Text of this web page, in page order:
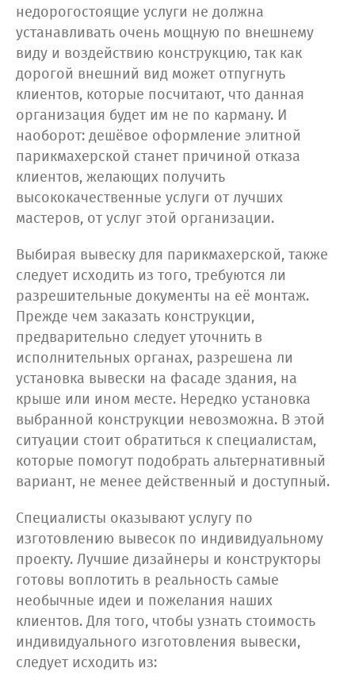
недорогостоящие услуги не должна
устанавливать очень мощную по внешнему
виду и воздействию конструкцию, так как
дорогой внешний вид может отпугнуть
клиентов, которые посчитают, что данная
организация будет им не по карману. И
наоборот: дешёвое оформление элитной
парикмахерской станет причиной отказа
клиентов, желающих получить
высококачественные услуги от лучших
мастеров, от услуг этой организации.
Выбирая вывеску для парикмахерской, также
следует исходить из того, требуются ли
разрешительные документы на её монтаж.
Прежде чем заказать конструкции,
предварительно следует уточнить в
исполнительных органах, разрешена ли
установка вывески на фасаде здания, на
крыше или ином месте. Нередко установка
выбранной конструкции невозможна. В этой
ситуации стоит обратиться к специалистам,
которые помогут подобрать альтернативный
вариант, не менее действенный и доступный.
Специалисты оказывают услугу по
изготовлению вывесок по индивидуальному
проекту. Лучшие дизайнеры и конструкторы
готовы воплотить в реальность самые
необычные идеи и пожелания наших
клиентов. Для того, чтобы узнать стоимость
индивидуального изготовления вывески,
следует исходить из: